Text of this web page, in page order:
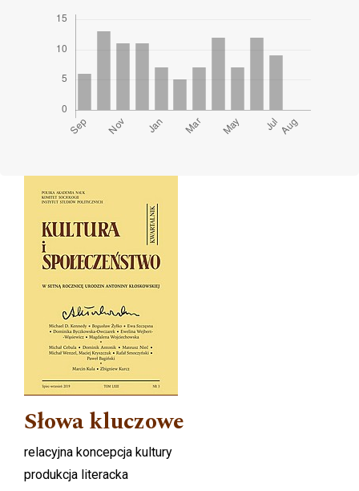
Cover image
Słowa kluczowe
relacyjna koncepcja kultury
produkcja literacka